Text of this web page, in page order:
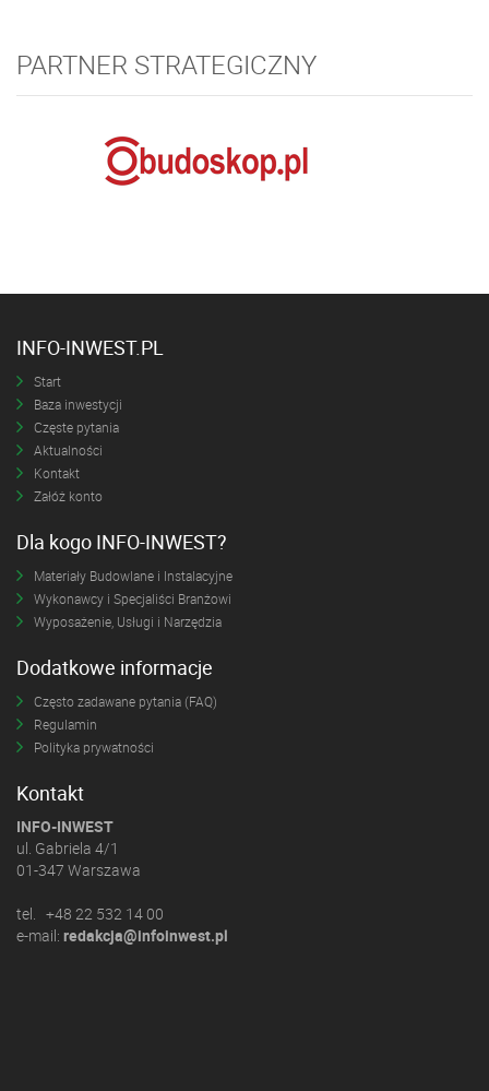
PARTNER STRATEGICZNY
INFO-INWEST.PL
Start
Baza inwestycji
Częste pytania
Aktualności
Kontakt
Załóż konto
Dla kogo INFO-INWEST?
Materiały Budowlane i Instalacyjne
Wykonawcy i Specjaliści Branżowi
Wyposażenie, Usługi i Narzędzia
Dodatkowe informacje
Często zadawane pytania (FAQ)
Regulamin
Polityka prywatności
Kontakt
INFO-INWEST
ul. Gabriela 4/1
01-347 Warszawa
tel. +48 22 532 14 00
e-mail: redakcja@infoinwest.pl